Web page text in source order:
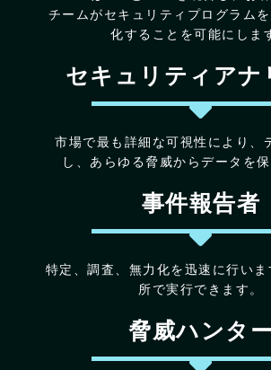
チームがセキュリティプログラム
化することを可能にしま
セキュリティアナ
市場で最も詳細な可視性により、
し、あらゆる脅威からデータを保
事件報告者
特定、調査、無力化を迅速に行いま
所で実行できます。
脅威ハンター